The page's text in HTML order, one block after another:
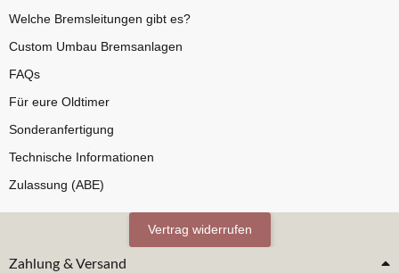
Welche Bremsleitungen gibt es?
Custom Umbau Bremsanlagen
FAQs
Für eure Oldtimer
Sonderanfertigung
Technische Informationen
Zulassung (ABE)
Vertrag widerrufen
Zahlung & Versand